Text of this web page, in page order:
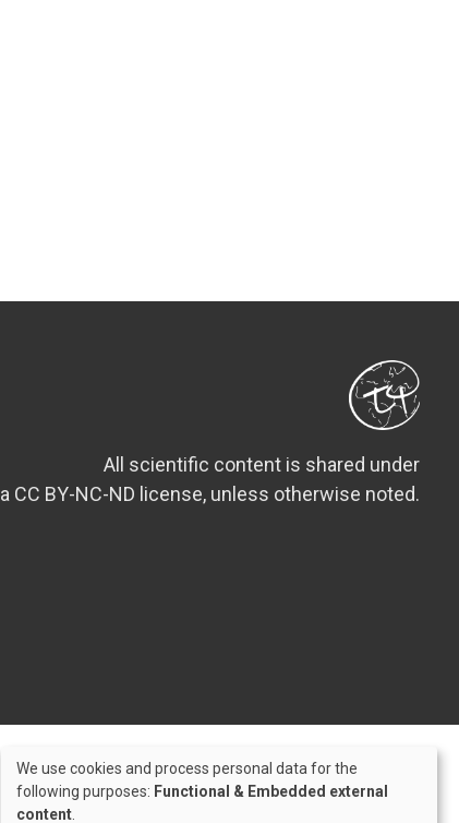
All scientific content is shared under
a CC BY-NC-ND license, unless otherwise noted.
Use
We use cookies and process personal data for the
following purposes: Functional & Embedded external
content